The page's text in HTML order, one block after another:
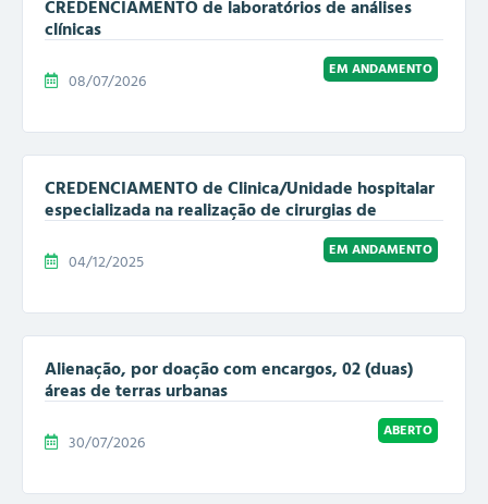
CREDENCIAMENTO de laboratórios de análises
clínicas
08/07/2026 EM ANDAMENTO
CREDENCIAMENTO de Clinica/Unidade hospitalar
especializada na realização de cirurgias de
04/12/2025 EM ANDAMENTO
Alienação, por doação com encargos, 02 (duas)
áreas de terras urbanas
30/07/2026 ABERTO